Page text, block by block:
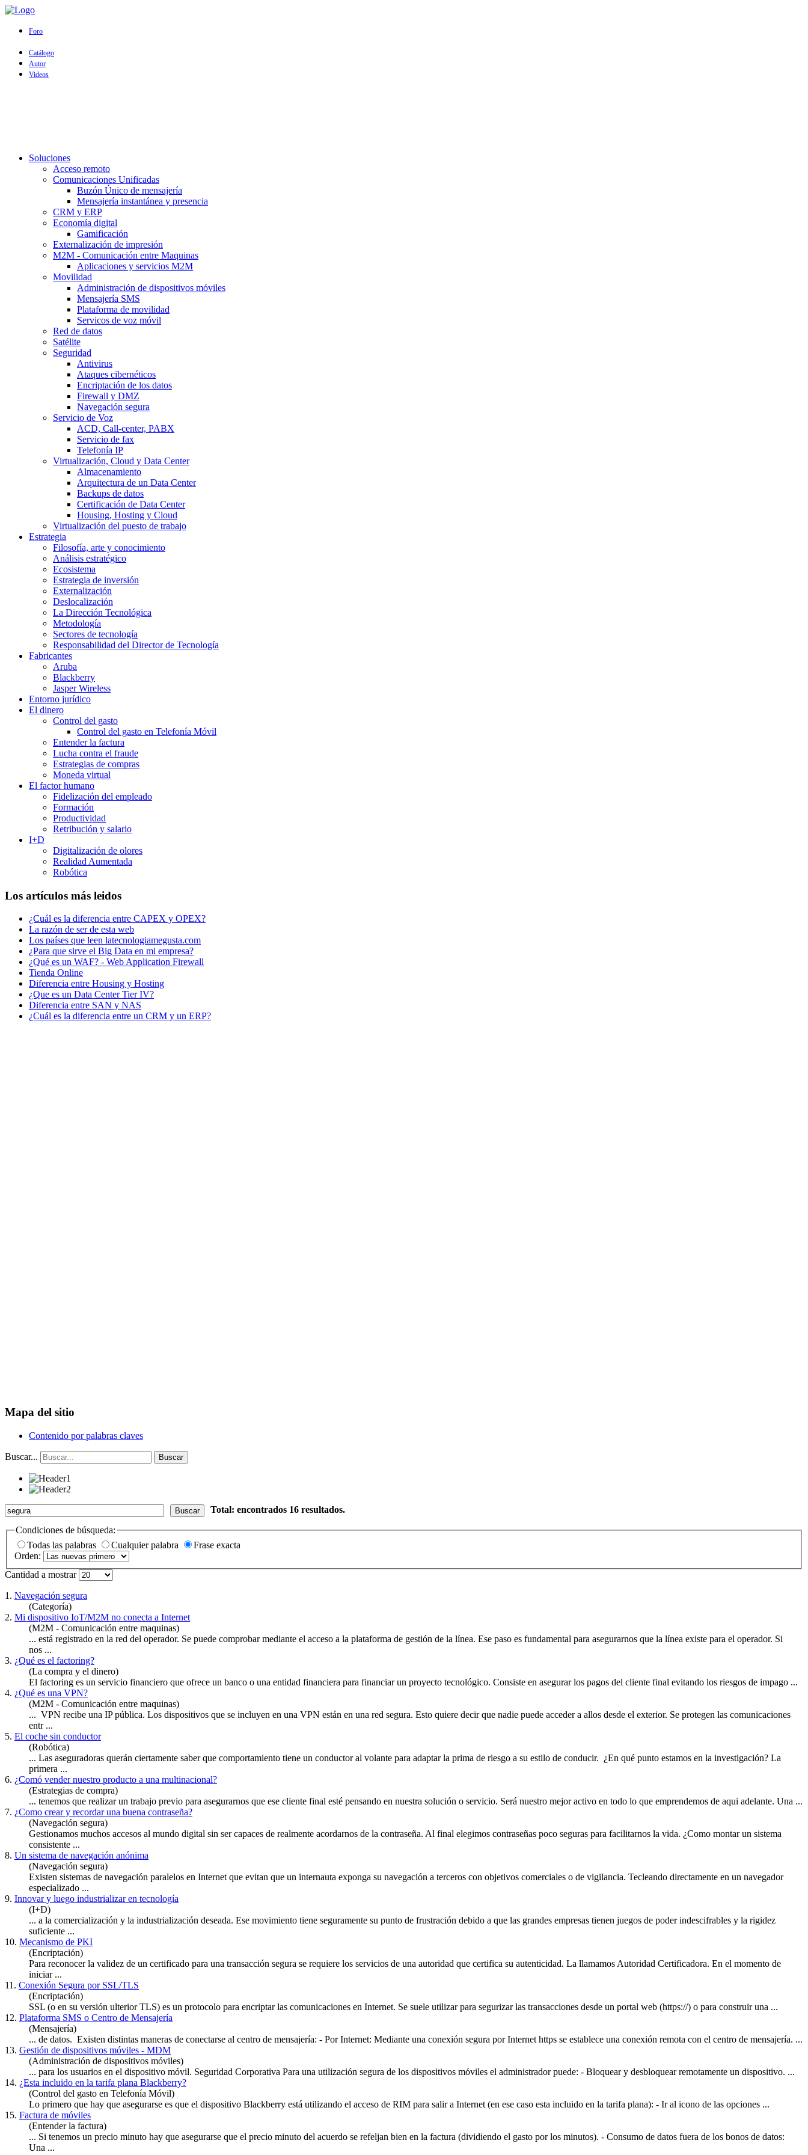
Foro
Catálogo
Autor
Videos
Soluciones
Acceso remoto
Comunicaciones Unificadas
Buzón Único de mensajería
Mensajería instantánea y presencia
CRM y ERP
Economía digital
Gamificación
Externalización de impresión
M2M - Comunicación entre Maquinas
Aplicaciones y servicios M2M
Movilidad
Administración de dispositivos móviles
Mensajería SMS
Plataforma de movilidad
Servicos de voz móvil
Red de datos
Satélite
Seguridad
Antivirus
Ataques cibernéticos
Encriptación de los datos
Firewall y DMZ
Navegación segura
Servicio de Voz
ACD, Call-center, PABX
Servicio de fax
Telefonía IP
Virtualización, Cloud y Data Center
Almacenamiento
Arquitectura de un Data Center
Backups de datos
Certificación de Data Center
Housing, Hosting y Cloud
Virtualización del puesto de trabajo
Estrategia
Filosofía, arte y conocimiento
Análisis estratégico
Ecosistema
Estrategia de inversión
Externalización
Deslocalización
La Dirección Tecnológica
Metodología
Sectores de tecnología
Responsabilidad del Director de Tecnología
Fabricantes
Aruba
Blackberry
Jasper Wireless
Entorno jurídico
El dinero
Control del gasto
Control del gasto en Telefonía Móvil
Entender la factura
Lucha contra el fraude
Estrategias de compras
Moneda virtual
El factor humano
Fidelización del empleado
Formación
Productividad
Retribución y salario
I+D
Digitalización de olores
Realidad Aumentada
Robótica
Los artículos más leidos
¿Cuál es la diferencia entre CAPEX y OPEX?
La razón de ser de esta web
Los países que leen latecnologiamegusta.com
¿Para que sirve el Big Data en mi empresa?
¿Qué es un WAF? - Web Application Firewall
Tienda Online
Diferencia entre Housing y Hosting
¿Que es un Data Center Tier IV?
Diferencia entre SAN y NAS
¿Cuál es la diferencia entre un CRM y un ERP?
Mapa del sitio
Contenido por palabras claves
Buscar... Buscar
Buscar Total: encontrados 16 resultados.
Condiciones de búsqueda:
Todas las palabras
Cualquier palabra
Frase exacta
Orden:
Cantidad a mostrar
1. Navegación segura
(Categoría)
2. Mi dispositivo IoT/M2M no conecta a Internet
(M2M - Comunicación entre maquinas)
... está registrado en la red del operador. Se puede comprobar mediante el acceso a la plataforma de gestión de la línea. Ese paso es fundamental para asegurarnos que la línea existe para el operador. Si
nos ...
3. ¿Qué es el factoring?
(La compra y el dinero)
El factoring es un servicio financiero que ofrece un banco o una entidad financiera para financiar un proyecto tecnológico. Consiste en asegurar los pagos del cliente final evitando los riesgos de impago ...
4. ¿Qué es una VPN?
(M2M - Comunicación entre maquinas)
... VPN recibe una IP pública. Los dispositivos que se incluyen en una VPN están en una red segura. Esto quiere decir que nadie puede acceder a allos desde el exterior. Se protegen las comunicaciones
entr ...
5. El coche sin conductor
(Robótica)
... Las aseguradoras querán ciertamente saber que comportamiento tiene un conductor al volante para adaptar la prima de riesgo a su estilo de conducir. ¿En qué punto estamos en la investigación? La
primera ...
6. ¿Comó vender nuestro producto a una multinacional?
(Estrategias de compra)
... tenemos que realizar un trabajo previo para asegurarnos que ese cliente final esté pensando en nuestra solución o servicio. Será nuestro mejor activo en todo lo que emprendemos de aqui adelante. Una ...
7. ¿Como crear y recordar una buena contraseña?
(Navegación segura)
Gestionamos muchos accesos al mundo digital sin ser capaces de realmente acordarnos de la contraseña. Al final elegimos contraseñas poco seguras para facilitarnos la vida. ¿Como montar un sistema
consistente ...
8. Un sistema de navegación anónima
(Navegación segura)
Existen sistemas de navegación paralelos en Internet que evitan que un internauta exponga su navegación a terceros con objetivos comerciales o de vigilancia. Tecleando directamente en un navegador
especializado ...
9. Innovar y luego industrializar en tecnología
(I+D)
... a la comercialización y la industrialización deseada. Ese movimiento tiene seguramente su punto de frustración debido a que las grandes empresas tienen juegos de poder indescifrables y la rigidez
suficiente ...
10. Mecanismo de PKI
(Encriptación)
Para reconocer la validez de un certificado para una transacción segura se requiere los servicios de una autoridad que certifica su autenticidad. La llamamos Autoridad Certificadora. En el momento de
iniciar ...
11. Conexión Segura por SSL/TLS
(Encriptación)
SSL (o en su versión ulterior TLS) es un protocolo para encriptar las comunicaciones en Internet. Se suele utilizar para segurizar las transacciones desde un portal web (https://) o para construir una ...
12. Plataforma SMS o Centro de Mensajería
(Mensajería)
... de datos. Existen distintas maneras de conectarse al centro de mensajería: - Por Internet: Mediante una conexión segura por Internet https se establece una conexión remota con el centro de mensajería. ...
13. Gestión de dispositivos móviles - MDM
(Administración de dispositivos móviles)
... para los usuarios en el dispositivo móvil. Seguridad Corporativa Para una utilización segura de los dispositivos móviles el administrador puede: - Bloquear y desbloquear remotamente un dispositivo. ...
14. ¿Esta incluido en la tarifa plana Blackberry?
(Control del gasto en Telefonía Móvil)
Lo primero que hay que asegurarse es que el dispositivo Blackberry está utilizando el acceso de RIM para salir a Internet (en ese caso esta incluido en la tarifa plana): - Ir al icono de las opciones ...
15. Factura de móviles
(Entender la factura)
... Si tenemos un precio minuto hay que asegurarse que el precio minuto del acuerdo se refeljan bien en la factura (dividiendo el gasto por los minutos). - Consumo de datos fuera de los bonos de datos:
Una ...